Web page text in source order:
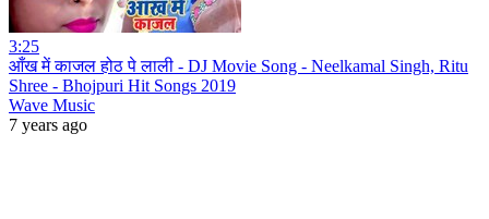
3:25
आँख में काजल होठ पे लाली - DJ Movie Song - Neelkamal Singh, Ritu
Shree - Bhojpuri Hit Songs 2019
Wave Music
7 years ago